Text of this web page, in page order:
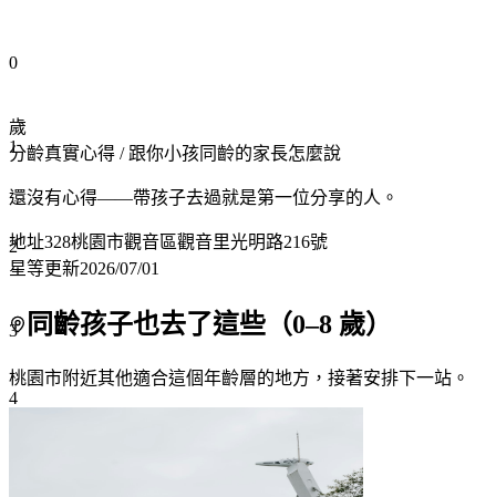
0
1
2
3
4
歲
分齡真實心得 / 跟你小孩同齡的家長怎麼說
還沒有心得——帶孩子去過就是第一位分享的人。
地址328桃園市觀音區觀音里光明路216號
星等更新2026/07/01
同齡孩子也去了這些（0–8 歲）
桃園市附近其他適合這個年齡層的地方，接著安排下一站。